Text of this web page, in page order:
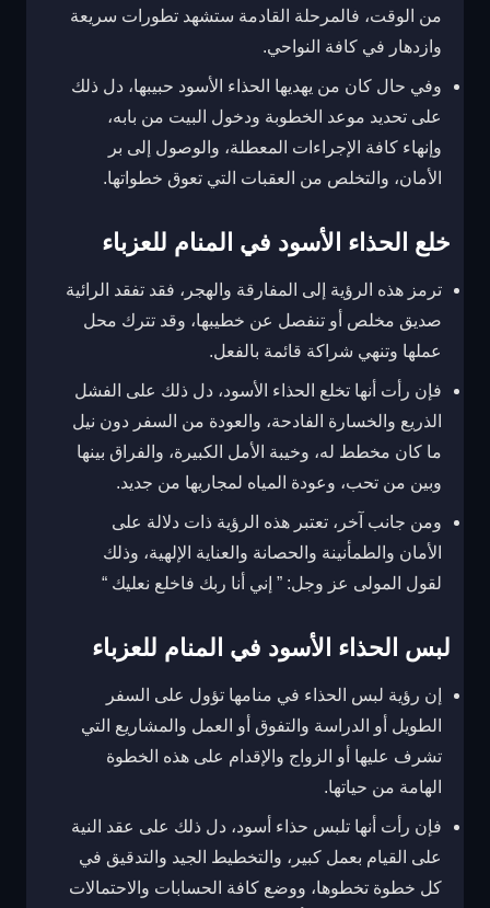
من الوقت، فالمرحلة القادمة ستشهد تطورات سريعة
وازدهار في كافة النواحي.
وفي حال كان من يهديها الحذاء الأسود حبيبها، دل ذلك
على تحديد موعد الخطوبة ودخول البيت من بابه،
وإنهاء كافة الإجراءات المعطلة، والوصول إلى بر
الأمان، والتخلص من العقبات التي تعوق خطواتها.
خلع الحذاء الأسود في المنام للعزباء
ترمز هذه الرؤية إلى المفارقة والهجر، فقد تفقد الرائية
صديق مخلص أو تنفصل عن خطيبها، وقد تترك محل
عملها وتنهي شراكة قائمة بالفعل.
فإن رأت أنها تخلع الحذاء الأسود، دل ذلك على الفشل
الذريع والخسارة الفادحة، والعودة من السفر دون نيل
ما كان مخطط له، وخيبة الأمل الكبيرة، والفراق بينها
وبين من تحب، وعودة المياه لمجاريها من جديد.
ومن جانب آخر، تعتبر هذه الرؤية ذات دلالة على
الأمان والطمأنينة والحصانة والعناية الإلهية، وذلك
لقول المولى عز وجل: ” إني أنا ربك فاخلع نعليك “
لبس الحذاء الأسود في المنام للعزباء
إن رؤية لبس الحذاء في منامها تؤول على السفر
الطويل أو الدراسة والتفوق أو العمل والمشاريع التي
تشرف عليها أو الزواج والإقدام على هذه الخطوة
الهامة من حياتها.
فإن رأت أنها تلبس حذاء أسود، دل ذلك على عقد النية
على القيام بعمل كبير، والتخطيط الجيد والتدقيق في
كل خطوة تخطوها، ووضع كافة الحسابات والاحتمالات